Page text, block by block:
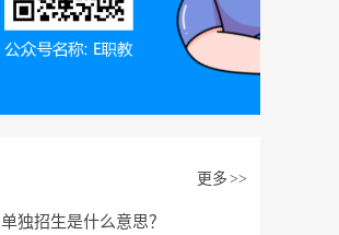
更多 >>
单独招生是什么意思？